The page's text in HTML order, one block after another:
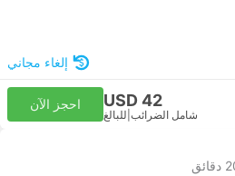
إلغاء مجاني
USD 42
شامل الضرائب للبالغ
احجز الآن